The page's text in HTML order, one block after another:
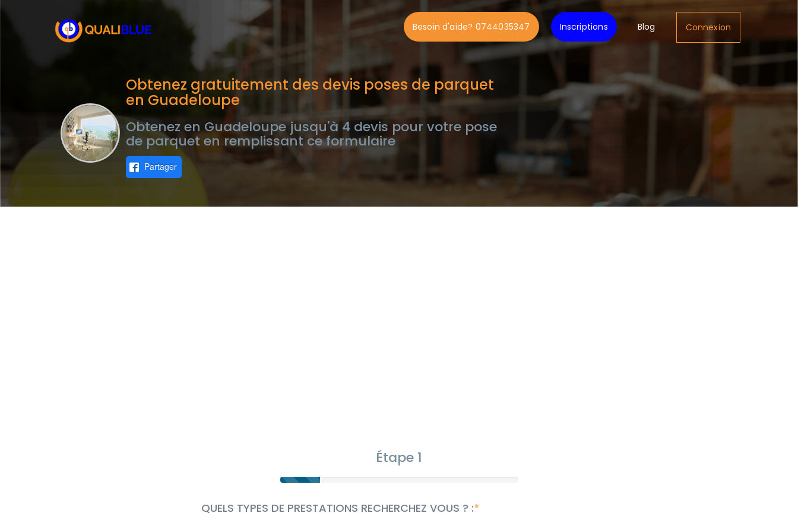
Besoin d'aide? 0744035347 Inscriptions Blog Connexion
Obtenez gratuitement des devis poses de parquet
en Guadeloupe
Obtenez en Guadeloupe jusqu'à 4 devis pour votre pose
de parquet en remplissant ce formulaire
Partager
Étape 1
QUELS TYPES DE PRESTATIONS RECHERCHEZ VOUS ? :